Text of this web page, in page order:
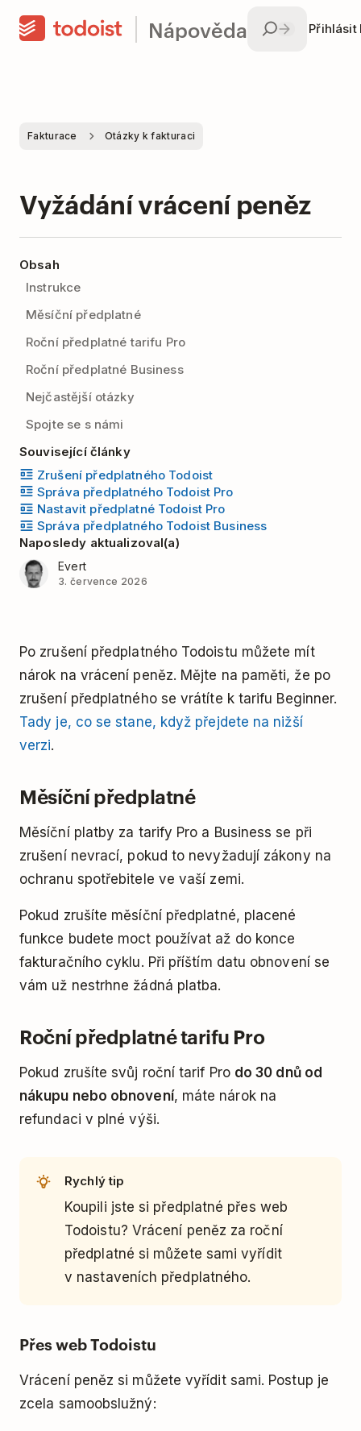
Nápověda Přihlásit
Fakturace Otázky k fakturaci
Vyžádání vrácení peněz
Obsah
Instrukce
Měsíční předplatné
Roční předplatné tarifu Pro
Roční předplatné Business
Nejčastější otázky
Spojte se s námi
Související články
Zrušení předplatného Todoist
Správa předplatného Todoist Pro
Nastavit předplatné Todoist Pro
Správa předplatného Todoist Business
Naposledy aktualizoval(a)
Evert
3. července 2026
Po zrušení předplatného Todoistu můžete mít
nárok na vrácení peněz. Mějte na paměti, že po
zrušení předplatného se vrátíte k tarifu Beginner.
Tady je, co se stane, když přejdete na nižší
verzi.
Měsíční předplatné
Měsíční platby za tarify Pro a Business se při
zrušení nevrací, pokud to nevyžadují zákony na
ochranu spotřebitele ve vaší zemi.
Pokud zrušíte měsíční předplatné, placené
funkce budete moct používat až do konce
fakturačního cyklu. Při příštím datu obnovení se
vám už nestrhne žádná platba.
Roční předplatné tarifu Pro
Pokud zrušíte svůj roční tarif Pro do 30 dnů od
nákupu nebo obnovení, máte nárok na
refundaci v plné výši.
Rychlý tip
Koupili jste si předplatné přes web
Todoistu? Vrácení peněz za roční
předplatné si můžete sami vyřídit
v nastaveních předplatného.
Přes web Todoistu
Vrácení peněz si můžete vyřídit sami. Postup je
zcela samoobslužný: